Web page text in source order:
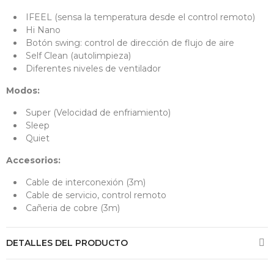
IFEEL (sensa la temperatura desde el control remoto)
Hi Nano
Botón swing: control de dirección de flujo de aire
Self Clean (autolimpieza)
Diferentes niveles de ventilador
Modos:
Super (Velocidad de enfriamiento)
Sleep
Quiet
Accesorios:
Cable de interconexión (3m)
Cable de servicio, control remoto
Cañeria de cobre (3m)
DETALLES DEL PRODUCTO